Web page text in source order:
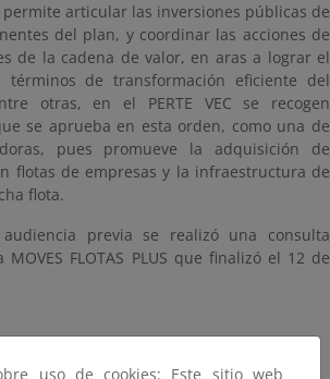
permite articular las inversiones públicas de
del plan, y coordinar las acciones de
de la cadena de valor, en aras a lograr el
términos de transformación eficiente del
otras, en el PERTE VEC se recogen
se aprueba en esta orden, como una de
pues promueve la adquisición de
flotas de empresas y la infraestructura de
flota.
previa se realizó una consulta
FLOTAS PLUS que finalizó el 12 de
uso de cookies: Este sitio web